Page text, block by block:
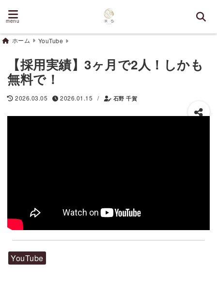
menu
ホーム YouTube
【採用実績】3ヶ月で2人！しかも
無料で！
2026.03.05 2026.01.15 / 石野 千賀
YouTube